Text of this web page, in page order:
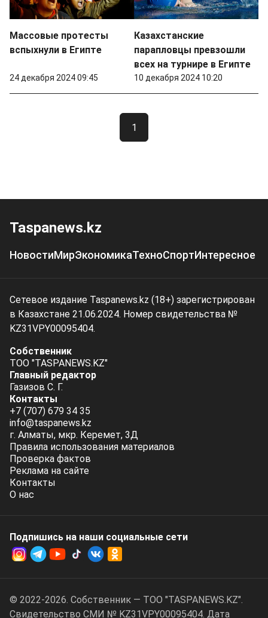
Массовые протесты
вспыхнули в Египте
24 декабря 2024 09:45
Казахстанские
парапловцы превзошли
всех на турнире в Египте
10 декабря 2024 10:20
1
Taspanews.kz
НовостиМирЭкономикаТехноСпортИнтересное
Сетевое издание Taspanews.kz (18+) зарегистрирован
в Казахстане 21.06.2024. Номер свидетельства №
KZ31VPY00095404.
Собственник
ТОО "TASPANEWS.KZ"
Главный редактор
Газизов С. Г.
Контакты
+7 (707) 679 34 35
info@taspanews.kz
г. Алматы, мкр. Керемет, 3Д
Правила использования материалов
Проверка фактов
Реклама на сайте
Контакты
О нас
Подпишись на наши социальные cети
© 2022-2026. Собственник — ТОО "TASPANEWS.KZ".
Cвидетельство СМИ № KZ31VPY00095404. Дата